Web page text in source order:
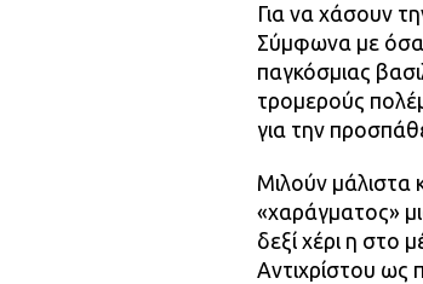
Για να χάσουν
Σύμφωνα με όσα
παγκόσμιας
τρομερούς
για την
Μιλούν μάλιστα
«χαράγματος»
δεξί χέρι η στο
Αντιχρίστου ως